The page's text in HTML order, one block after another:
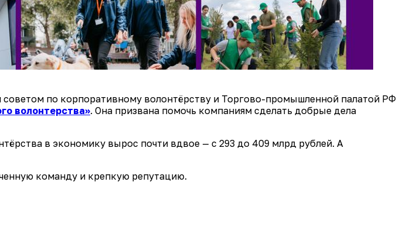
по корпоративному волонтёрству и Торгово-промышленной палатой РФ
волонтерства». Она призвана помочь компаниям сделать добрые дела
в экономику вырос почти вдвое — с 293 до 409 млрд рублей. А
команду и крепкую репутацию.